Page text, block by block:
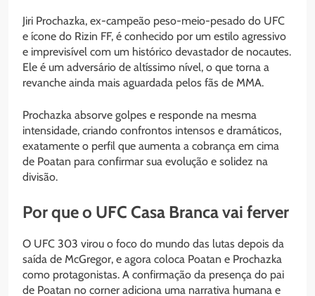
Jiri Prochazka, ex-campeão peso-meio-pesado do UFC
e ícone do Rizin FF, é conhecido por um estilo agressivo
e imprevisível com um histórico devastador de nocautes.
Ele é um adversário de altíssimo nível, o que torna a
revanche ainda mais aguardada pelos fãs de MMA.
Prochazka absorve golpes e responde na mesma
intensidade, criando confrontos intensos e dramáticos,
exatamente o perfil que aumenta a cobrança em cima
de Poatan para confirmar sua evolução e solidez na
divisão.
Por que o UFC Casa Branca vai ferver
O UFC 303 virou o foco do mundo das lutas depois da
saída de McGregor, e agora coloca Poatan e Prochazka
como protagonistas. A confirmação da presença do pai
de Poatan no corner adiciona uma narrativa humana e